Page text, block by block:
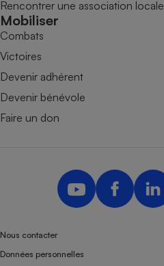
Rencontrer une association locale
Mobiliser
Combats
Victoires
Devenir adhérent
Devenir bénévole
Faire un don
Nous contacter
Données personnelles